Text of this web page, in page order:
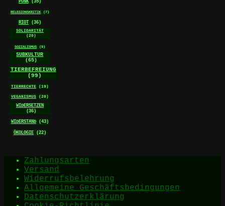
PUNK (35)
RELEGIONSKRITIK (7)
RIOT (36)
SOLIDARITÄT
(20)
SOZIALISMUS (9)
SUBKULTUR
(65)
TIERBEFREIUNG
(99)
TIERRECHTE (19)
VEGANISMUS (20)
WIDERSETZEN
(36)
WIDERSTAND (43)
ÖKOLOGIE (22)
Zahlungsarten
Versand
Widerrufsbelehrung
Allgemeine Geschäftsbedingungen
Datenschutzerklärung